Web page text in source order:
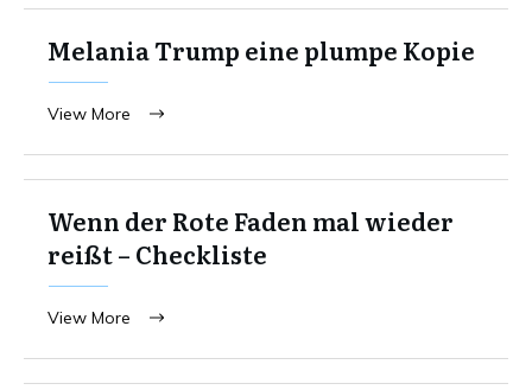
Melania Trump eine plumpe Kopie
View More
Wenn der Rote Faden mal wieder
reißt – Checkliste
View More